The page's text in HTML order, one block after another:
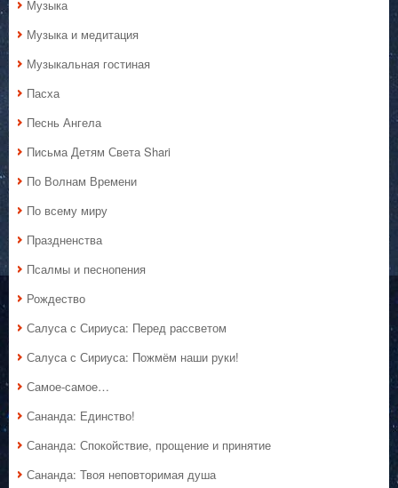
Музыка
Музыка и медитация
Музыкальная гостиная
Пасха
Песнь Ангела
Письма Детям Света Shari
По Волнам Времени
По всему миру
Праздненства
Псалмы и песнопения
Рождество
Салуса с Сириуса: Перед рассветом
Салуса с Сириуса: Пожмём наши руки!
Самое-самое…
Сананда: Единство!
Сананда: Спокойствие, прощение и принятие
Сананда: Твоя неповторимая душа